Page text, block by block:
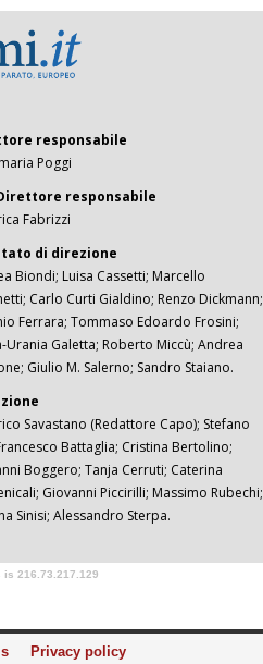
responsabile
Poggi
responsabile
Fabrizzi
di direzione
Biondi; Luisa Cassetti; Marcello
Carlo Curti Gialdino; Renzo Dickmann;
Ferrara; Tommaso Edoardo Frosini;
Urania Galetta; Roberto Miccù; Andrea
Giulio M. Salerno; Sandro Staiano.
Savastano (Redattore Capo); Stefano
Battaglia; Cristina Bertolino;
Boggero; Tanja Cerruti; Caterina
Giovanni Piccirilli; Massimo Rubechi;
Sinisi; Alessandro Sterpa.
is 216.73.217.129
Privacy policy